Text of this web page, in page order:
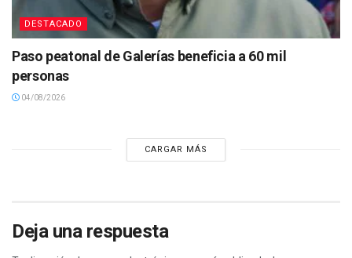
DESTACADO
Paso peatonal de Galerías beneficia a 60 mil
personas
04/08/2026
CARGAR MÁS
Deja una respuesta